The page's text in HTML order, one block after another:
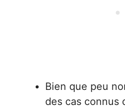
Bien que peu
des cas connus